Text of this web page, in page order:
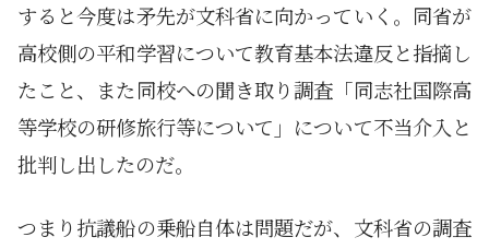
すると今度は矛先が文科省に向かっていく。同省が
高校側の平和学習について教育基本法違反と指摘し
たこと、また同校への聞き取り調査「同志社国際高
等学校の研修旅行等について」について不当介入と
批判し出したのだ。
つまり抗議船の乗船自体は問題だが、文科省の調査